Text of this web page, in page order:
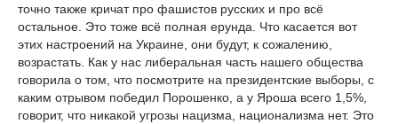
точно также кричат про фашистов русских и про всё
остальное. Это тоже всё полная ерунда. Что касается вот
этих настроений на Украине, они будут, к сожалению,
возрастать. Как у нас либеральная часть нашего общества
говорила о том, что посмотрите на президентские выборы, с
каким отрывом победил Порошенко, а у Яроша всего 1,5%,
говорит, что никакой угрозы нацизма, национализма нет. Это